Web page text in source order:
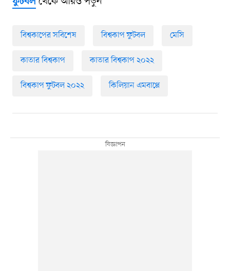
বিশ্বকাপের সবিশেষ বিশ্বকাপ ফুটবল মেসি
কাতার বিশ্বকাপ কাতার বিশ্বকাপ ২০২২
বিশ্বকাপ ফুটবল ২০২২ কিলিয়ান এমবাপ্পে